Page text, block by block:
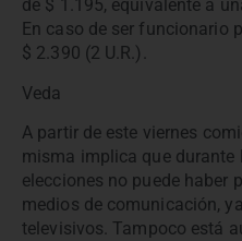
de $ 1.195, equivalente a
En caso de ser funcionario
$ 2.390 (2 U.R.).
Veda
A partir de este viernes
misma implica que durante
elecciones no puede haber
medios de comunicación,
televisivos. Tampoco está